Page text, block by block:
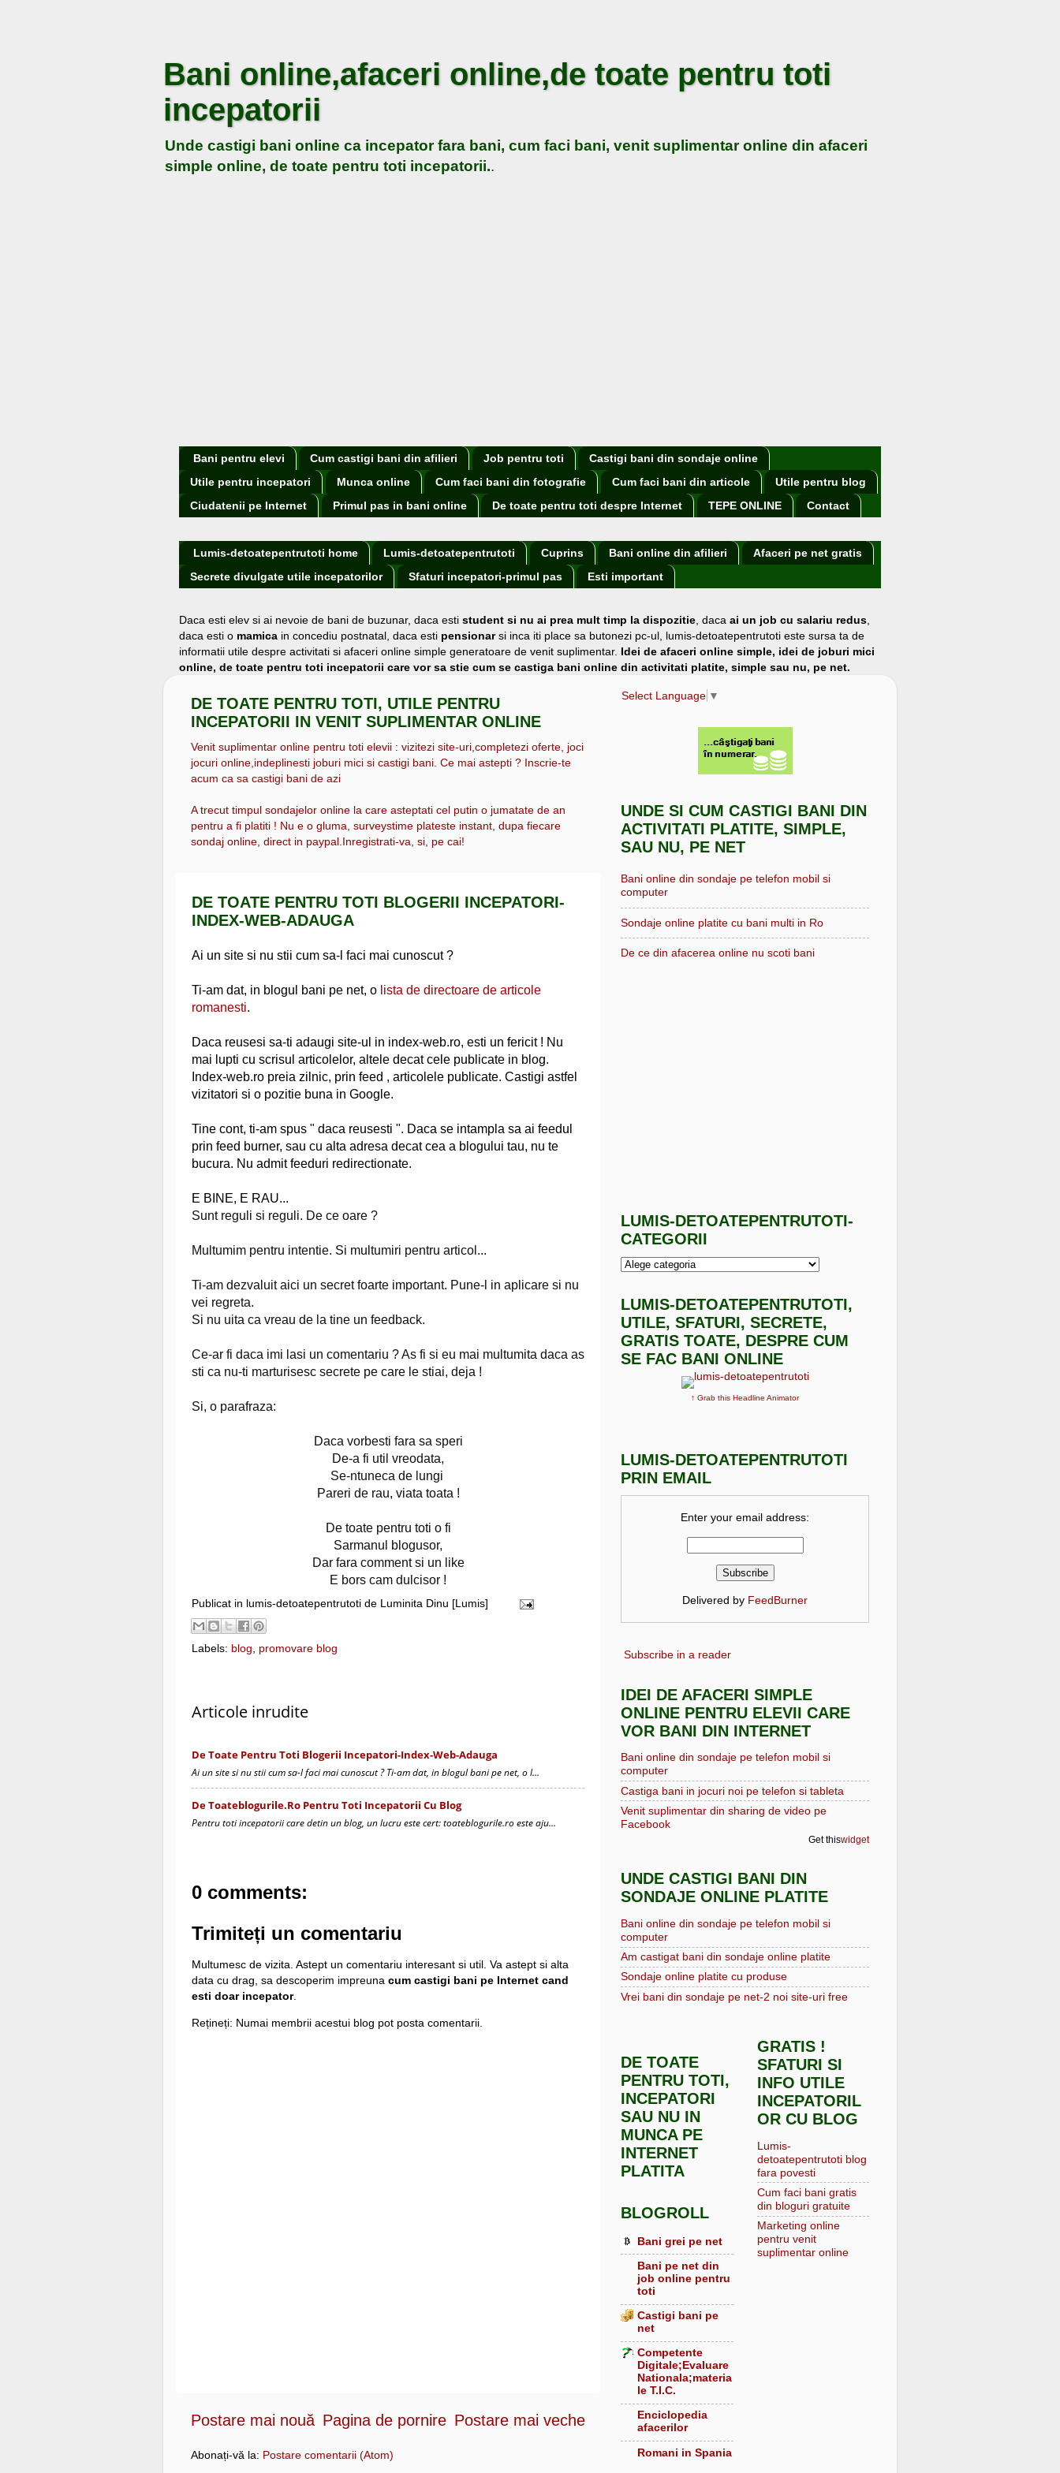
Bani online,afaceri online,de toate pentru toti
incepatorii
Unde castigi bani online ca incepator fara bani, cum faci bani, venit suplimentar online din afaceri
simple online, de toate pentru toti incepatorii..
Bani pentru elevi Cum castigi bani din afilieri Job pentru toti
Castigi bani din sondaje online
Utile pentru incepatori
Munca online Cum faci bani din fotografie Cum faci bani din articole
Utile pentru blog
Ciudatenii pe Internet
Primul pas in bani online De toate pentru toti despre Internet TEPE ONLINE Contact
Lumis-detoatepentrutoti home Lumis-detoatepentrutoti Cuprins Bani online din afilieri
Afaceri pe net gratis
Secrete divulgate utile incepatorilor
Sfaturi incepatori-primul pas Esti important
Daca esti elev si ai nevoie de bani de buzunar, daca esti student si nu ai prea mult timp la dispozitie , daca ai un job cu salariu redus
daca esti o mamica in concediu postnatal, daca esti pensionarsi inca iti place sa butonezi pc-ul, lumis-detoatepentrutoti este sursa ta de
informatii utile despre activitati si afaceri online simple generatoare de venit suplimentar. Idei de afaceri online simple, idei de joburi mici
online, de toate pentru toti incepatorii care vor sa stie cum se castiga bani online din activitati platite, simple sau nu, pe net.
DE TOATE PENTRU TOTI, UTILE PENTRU
INCEPATORII IN VENIT SUPLIMENTAR ONLINE
Venit suplimentar online pentru toti elevii : vizitezi site-uri,completezi oferte, joci
jocuri online,indeplinesti joburi mici si castigi bani. Ce mai astepti ? Inscrie-te
acum ca sa castigi bani de azi
A trecut timpul sondajelor online la care asteptati cel putin o jumatate de an
pentru a fi platiti ! Nu e o gluma, surveystime plateste instant, dupa fiecare
sondaj online, direct in paypal.Inregistrati-va, si, pe cai!
DE TOATE PENTRU TOTI BLOGERII INCEPATORI-
INDEX-WEB-ADAUGA
Ai un site si nu stii cum sa-l faci mai cunoscut ?
Ti-am dat, in blogul bani pe net, o lista de directoare de articole
romanesti.
Daca reusesi sa-ti adaugi site-ul in index-web.ro, esti un fericit ! Nu
mai lupti cu scrisul articolelor, altele decat cele publicate in blog.
Index-web.ro preia zilnic, prin feed , articolele publicate. Castigi astfel
vizitatori si o pozitie buna in Google.
Tine cont, ti-am spus " daca reusesti ". Daca se intampla sa ai feedul
prin feed burner, sau cu alta adresa decat cea a blogului tau, nu te
bucura. Nu admit feeduri redirectionate.
E BINE, E RAU...
Sunt reguli si reguli. De ce oare ?
Multumim pentru intentie. Si multumiri pentru articol...
Ti-am dezvaluit aici un secret foarte important. Pune-l in aplicare si nu
vei regreta.
Si nu uita ca vreau de la tine un feedback.
Ce-ar fi daca imi lasi un comentariu ? As fi si eu mai multumita daca as
sti ca nu-ti marturisesc secrete pe care le stiai, deja !
Si, o parafraza:
Daca vorbesti fara sa speri
De-a fi util vreodata,
Se-ntuneca de lungi
Pareri de rau, viata toata !
De toate pentru toti o fi
Sarmanul blogusor,
Dar fara comment si un like
E bors cam dulcisor !
Publicat in lumis-detoatepentrutoti de Luminita Dinu [Lumis]
Labels: blog promovare blog
Articole inrudite
De Toate Pentru Toti Blogerii Incepatori-Index-Web-Adauga
Ai un site si nu stii cum sa-l faci mai cunoscut ? Ti-am dat, in blogul bani pe net, o l…
De Toateblogurile.ro Pentru Toti Incepatorii Cu Blog
Pentru toti incepatorii care detin un blog, un lucru este cert: toateblogurile.ro este aju…
0 comments:
Trimiteți un comentariu
Multumesc de vizita. Astept un comentariu interesant si util. Va astept si alta
data cu drag, sa descoperim impreuna cum castigi bani pe Internet cand
esti doar incepator.
Rețineți: Numai membrii acestui blog pot posta comentarii.
Postare mai nouă Postare mai veche
Pagina de pornire
Abonați-vă la: Postare comentarii (Atom)
Select Language ▼
UNDE SI CUM CASTIGI BANI DIN
ACTIVITATI PLATITE, SIMPLE,
SAU NU, PE NET
Bani online din sondaje pe telefon mobil si
computer
Sondaje online platite cu bani multi in Ro
De ce din afacerea online nu scoti bani
LUMIS-DETOATEPENTRUTOTI-
CATEGORII
LUMIS-DETOATEPENTRUTOTI,
UTILE, SFATURI, SECRETE,
GRATIS TOATE, DESPRE CUM
SE FAC BANI ONLINE
↑ Grab this Headline Animator
LUMIS-DETOATEPENTRUTOTI
PRIN EMAIL
Enter your email address:
Delivered by FeedBurner
Subscribe in a reader
IDEI DE AFACERI SIMPLE
ONLINE PENTRU ELEVII CARE
VOR BANI DIN INTERNET
Bani online din sondaje pe telefon mobil si
computer
Castiga bani in jocuri noi pe telefon si tableta
Venit suplimentar din sharing de video pe
Facebook
Get thiswidget
UNDE CASTIGI BANI DIN
SONDAJE ONLINE PLATITE
Bani online din sondaje pe telefon mobil si
computer
Am castigat bani din sondaje online platite
Sondaje online platite cu produse
Vrei bani din sondaje pe net-2 noi site-uri free
DE TOATE
PENTRU TOTI,
INCEPATORI
SAU NU IN
MUNCA PE
INTERNET
PLATITA
BLOGROLL
Bani grei pe net
Bani pe net din
job online pentru
toti
Castigi bani pe
net
Competente
Digitale;Evaluare
Nationala;materia
le T.I.C.
Enciclopedia
afacerilor
Romani in Spania
GRATIS !
SFATURI SI
INFO UTILE
INCEPATORIL
OR CU BLOG
Lumis-
detoatepentrutoti blog
fara povesti
Cum faci bani gratis
din bloguri gratuite
Marketing online
pentru venit
suplimentar online